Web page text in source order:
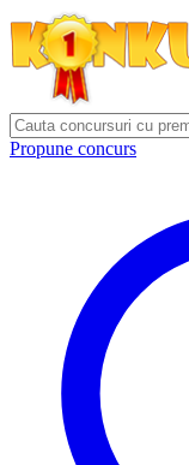
Propune concurs